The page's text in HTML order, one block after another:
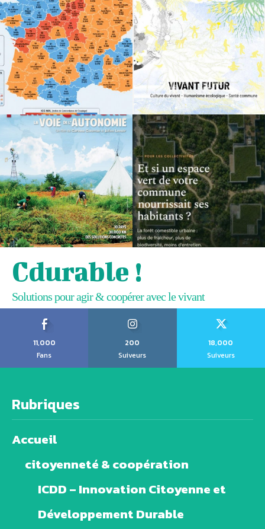
Cdurable !
Solutions pour agir & coopérer avec le vivant
11,000
Fans
200
Suiveurs
18,000
Suiveurs
Rubriques
Accueil
citoyenneté & coopération
ICDD – Innovation Citoyenne et
Développement Durable